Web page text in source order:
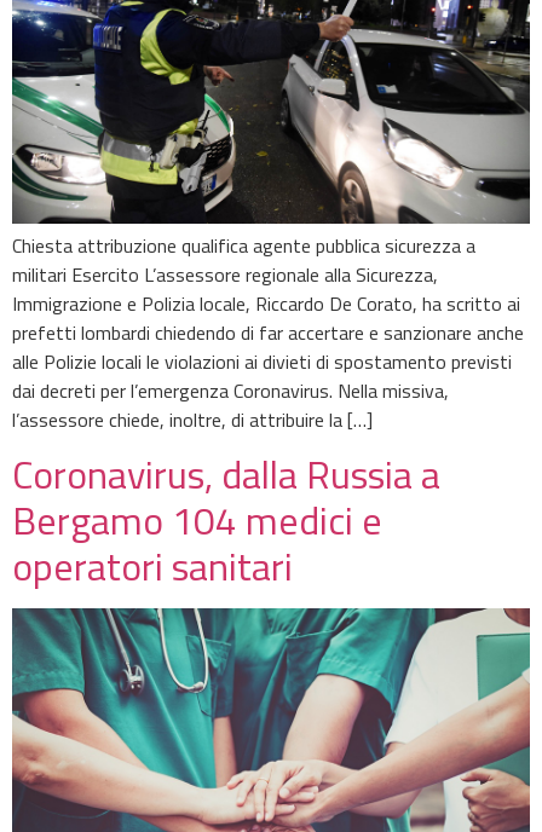
Chiesta attribuzione qualifica agente pubblica sicurezza a
militari Esercito L’assessore regionale alla Sicurezza,
Immigrazione e Polizia locale, Riccardo De Corato, ha scritto ai
prefetti lombardi chiedendo di far accertare e sanzionare anche
alle Polizie locali le violazioni ai divieti di spostamento previsti
dai decreti per l’emergenza Coronavirus. Nella missiva,
l’assessore chiede, inoltre, di attribuire la […]
Coronavirus, dalla Russia a
Bergamo 104 medici e
operatori sanitari